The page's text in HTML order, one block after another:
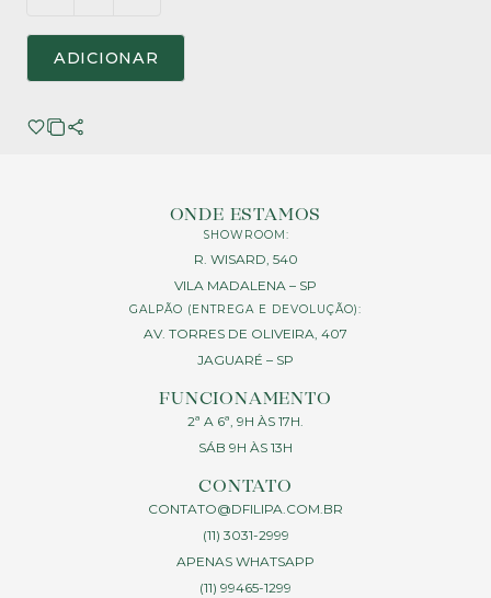
ADICIONAR
ONDE ESTAMOS
SHOWROOM:
R. WISARD, 540
VILA MADALENA – SP
GALPÃO (ENTREGA E DEVOLUÇÃO):
AV. TORRES DE OLIVEIRA, 407
JAGUARÉ – SP
FUNCIONAMENTO
2ª A 6ª, 9H ÀS 17H.
SÁB 9H ÀS 13H
CONTATO
CONTATO@DFILIPA.COM.BR
(11) 3031-2999
APENAS WHATSAPP
(11) 99465-1299